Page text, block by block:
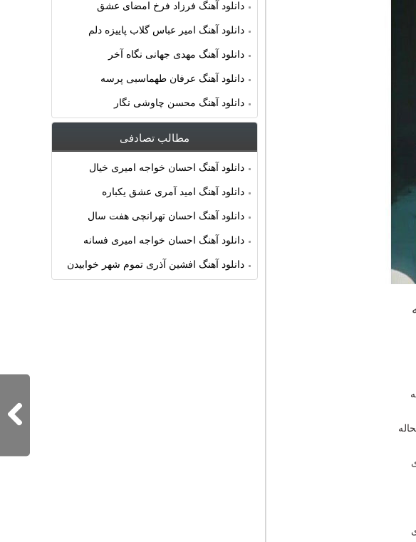
دانلود آهنگ فرزاد فرخ امضای عشق
دانلود آهنگ امیر عباس گلاب پاییزه دلم
دانلود آهنگ مهدی جهانی نگاه آخر
دانلود آهنگ عرفان طهماسبی پرسه
دانلود آهنگ محسن چاوشی نگار
مطالب تصادفی
دانلود آهنگ احسان خواجه امیری خیال
دانلود آهنگ امید آمری عشق یکباره
دانلود آهنگ احسان تهرانچی هفت سال
دانلود آهنگ احسان خواجه امیری فسانه
دانلود آهنگ افشین آذری تموم شهر خوابیدن